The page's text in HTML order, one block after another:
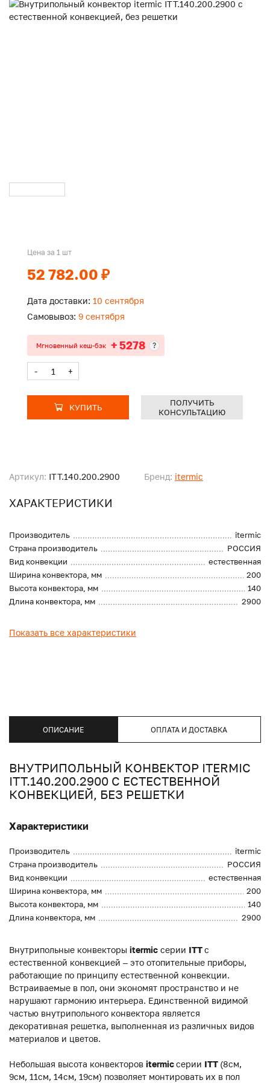
Артикул: ITT.140.200.2900 Бренд: itermic
ХАРАКТЕРИСТИКИ
Производитель
itermic
Страна производитель
РОССИЯ
Вид конвекции
естественная
Ширина конвектора, мм
200
Высота конвектора, мм
140
Длина конвектора, мм
2900
Показать все характеристики
Цена за 1 шт
52 782.00 ₽
Дата доставки: 10 сентября
Самовывоз: 9 сентября
Мгновенный кеш-бэк + 5278 ?
- +
КУПИТЬ
ПОЛУЧИТЬ
КОНСУЛЬТАЦИЮ
ОПИСАНИЕ ОПЛАТА И ДОСТАВКА
ВНУТРИПОЛЬНЫЙ КОНВЕКТОР ITERMIC
ITT.140.200.2900 С ЕСТЕСТВЕННОЙ
КОНВЕКЦИЕЙ, БЕЗ РЕШЕТКИ
Характеристики
Производитель
itermic
Страна производитель
РОССИЯ
Вид конвекции
естественная
Ширина конвектора, мм
200
Высота конвектора, мм
140
Длина конвектора, мм
2900
Внутрипольные конвекторы itermic серии ITTс
естественной конвекцией – это отопительные приборы,
работающие по принципу естественной конвекции.
Встраиваемые в пол, они экономят пространство и не
нарушают гармонию интерьера. Единственной видимой
частью внутрипольного конвектора является
декоративная решетка, выполненная из различных видов
материалов и цветов.
Небольшая высота конвекторов itermicсерии ITT (8см,
9см, 11см, 14см, 19см) позволяет монтировать их в пол